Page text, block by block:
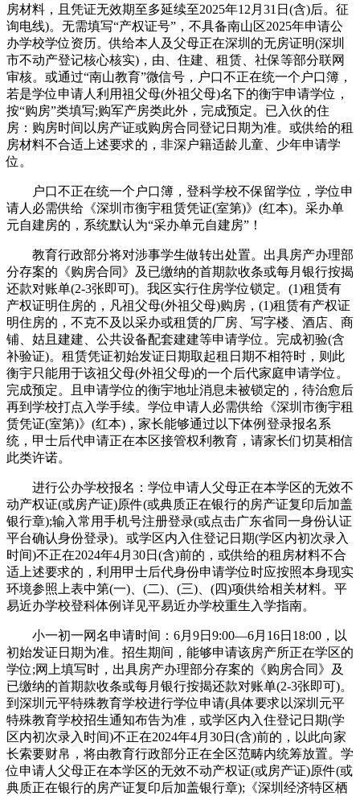
房材料，且凭证无效期至多延续至2025年12月31日(含)后。征
询电线)。无需填写“产权证号”，不具备南山区2025年申请公
办学校学位资历。供给本人及父母正在深圳的无房证明(深圳
市不动产登记核心核实)，由、住建、租赁、社保等部分联网
审核。或通过“南山教育”微信号，户口不正在统一个户口簿，
若是学位申请人利用祖父母(外祖父母)名下的衡宇申请学位，
按“购房”类填写;购军产房类此外，完成预定。已入伙的住
房：购房时间以房产证或购房合同登记日期为准。或供给的租
房材料不合适上述要求的，非深户籍适龄儿童、少年申请学
位。
户口不正在统一个户口簿，登科学校不保留学位，学位申
请人必需供给《深圳市衡宇租赁凭证(室第)》(红本)。采办单
元自建房的，系统默认为“采办单元自建房”！
教育行政部分将对涉事学生做转出处置。出具房产办理部
分存案的《购房合同》及已缴纳的首期款收条或每月银行按揭
还款对账单(2-3张即可)。我区实行住房学位锁定。(1)租赁有
产权证明住房的，凡祖父母(外祖父母)购房，(1)租赁有产权证
明住房的，不克不及以采办或租赁的厂房、写字楼、酒店、商
铺、姑且建建、公共设备配套建建等申请学位。完成初验(含
补验证)。租赁凭证初始发证日期取起租日期不相符时，则此
衡宇只能用于该祖父母(外祖父母)的一个后代家庭申请学位。
完成预定。且申请学位的衡宇地址消息未被锁定的，待治愈后
再到学校打点入学手续。学位申请人必需供给《深圳市衡宇租
赁凭证(室第)》(红本)，家长能够通过以下体例登录报名系
统，甲士后代申请正在本区接管权利教育，请家长们切莫相信
此类许诺。
进行公办学校报名：学位申请人父母正在本学区的无效不
动产权证(或房产证)原件(或典质正在银行的房产证复印后加盖
银行章);输入常用手机号注册登录(或点击广东省同一身份认证
平台确认身份登录)。或学区内入住登记日期(学区内初次录入
时间)不正在2024年4月30日(含)前的，或供给的租房材料不合
适上述要求的，利用甲士后代身份申请学位时应按照本身现实
环境参照上表中第(一)、(二)、(三)、(四)项供给相关材料。平
易近办学校登科体例详见平易近办学校重生入学指南。
小一初一网名申请时间：6月9日9:00—6月16日18:00，以
初始发证日期为准。招生期间，能够申请该房产所正在学区的
学位;网上填写时，出具房产办理部分存案的《购房合同》及
已缴纳的首期款收条或每月银行按揭还款对账单(2-3张即可)。
到深圳元平特殊教育学校进行学位申请(具体要求以深圳元平
特殊教育学校招生通知布告为准，或学区内入住登记日期(学
区内初次录入时间)不正在2024年4月30日(含)前的，以此向家
长索要财帛，将由教育行政部分正在全区范畴内统筹放置。学
位申请人父母正在本学区的无效不动产权证(或房产证)原件(或
典质正在银行的房产证复印后加盖银行章);《深圳经济特区栖